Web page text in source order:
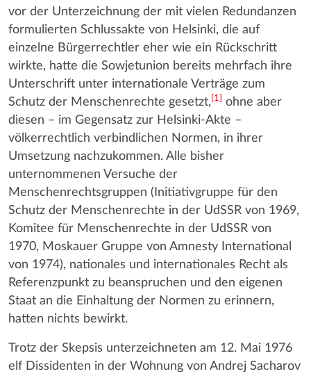
vor der Unterzeichnung der mit vielen Redundanzen
formulierten Schlussakte von Helsinki, die auf
einzelne Bürgerrechtler eher wie ein Rückschritt
wirkte, hatte die Sowjetunion bereits mehrfach ihre
Unterschrift unter internationale Verträge zum
Schutz der Menschenrechte gesetzt, 1
ohne aber
diesen – im Gegensatz zur Helsinki-Akte –
völkerrechtlich verbindlichen Normen, in ihrer
Umsetzung nachzukommen. Alle bisher
unternommenen Versuche der
Menschenrechtsgruppen (Initiativgruppe für den
Schutz der Menschenrechte in der UdSSR von 1969,
Komitee für Menschenrechte in der UdSSR von
1970, Moskauer Gruppe von Amnesty International
von 1974), nationales und internationales Recht als
Referenzpunkt zu beanspruchen und den eigenen
Staat an die Einhaltung der Normen zu erinnern,
hatten nichts bewirkt.
Trotz der Skepsis unterzeichneten am 12. Mai 1976
elf Dissidenten in der Wohnung von Andrej Sacharov